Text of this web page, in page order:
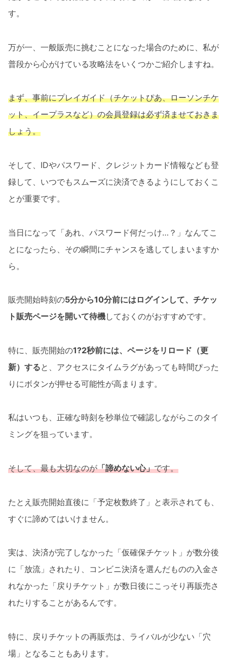
す。
万が一、一般販売に挑むことになった場合のために、私が
普段から心がけている攻略法をいくつかご紹介しますね。
まず、事前にプレイガイド（チケットぴあ、ローソンチケ
ット、イープラスなど）の会員登録は必ず済ませておきま
しょう。
そして、IDやパスワード、クレジットカード情報なども登
録して、いつでもスムーズに決済できるようにしておくこ
とが重要です。
当日になって「あれ、パスワード何だっけ…？」なんてこ
とになったら、その瞬間にチャンスを逃してしまいますか
ら。
販売開始時刻の5分から10分前にはログインして、チケッ
ト販売ページを開いて待機しておくのがおすすめです。
特に、販売開始の1?2秒前には、ページをリロード（更
新）すると、アクセスにタイムラグがあっても時間ぴった
りにボタンが押せる可能性が高まります。
私はいつも、正確な時刻を秒単位で確認しながらこのタイ
ミングを狙っています。
そして、最も大切なのが「諦めない心」です。
たとえ販売開始直後に「予定枚数終了」と表示されても、
すぐに諦めてはいけません。
実は、決済が完了しなかった「仮確保チケット」が数分後
に「放流」されたり、コンビニ決済を選んだものの入金さ
れなかった「戻りチケット」が数日後にこっそり再販売さ
れたりすることがあるんです。
特に、戻りチケットの再販売は、ライバルが少ない「穴
場」となることもあります。